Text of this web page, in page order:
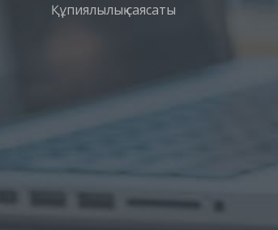
Құпиялылық саясаты